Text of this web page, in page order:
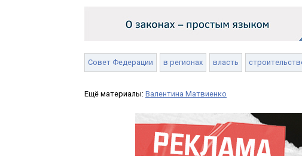
Совет Федерации в регионах власть
Ещё материалы: Валентина Матвиенко